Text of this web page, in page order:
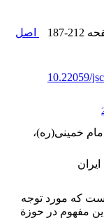
187-212
اصل
10.22059/
خمینی(ره)،
که مورد توجه
مفهوم در حوزة